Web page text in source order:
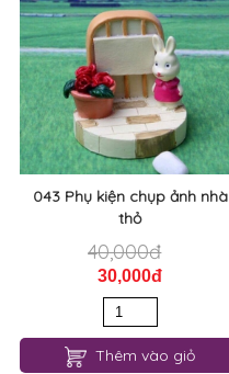
043 Phụ kiện chụp ảnh nhà
thỏ
40,000đ
30,000đ
Thêm vào giỏ